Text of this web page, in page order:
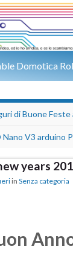
Domotica
di Buone
Nano V3 arduino
years
in Senza categoria